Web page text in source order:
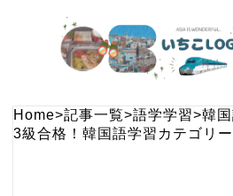
Home>記事一覧>語学学習>韓
3級合格！韓国語学習カテゴリ